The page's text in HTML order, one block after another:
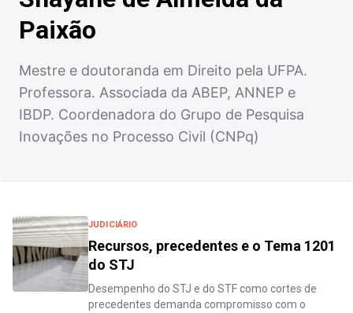
Paixão
Mestre e doutoranda em Direito pela UFPA.
Professora. Associada da ABEP, ANNEP e
IBDP. Coordenadora do Grupo de Pesquisa
Inovações no Processo Civil (CNPq)
JUDICIÁRIO
Recursos, precedentes e o Tema 1201
do STJ
Desempenho do STJ e do STF como cortes de
precedentes demanda compromisso com o